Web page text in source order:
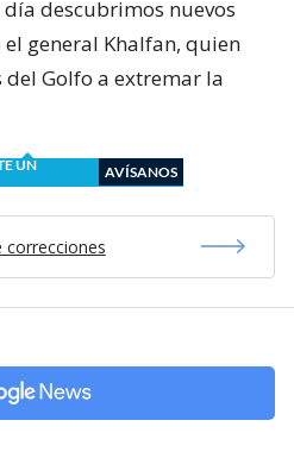
descubrimos nuevos
general Khalfan, quien
Golfo a extremar la
UN
AVÍSANOS
correcciones